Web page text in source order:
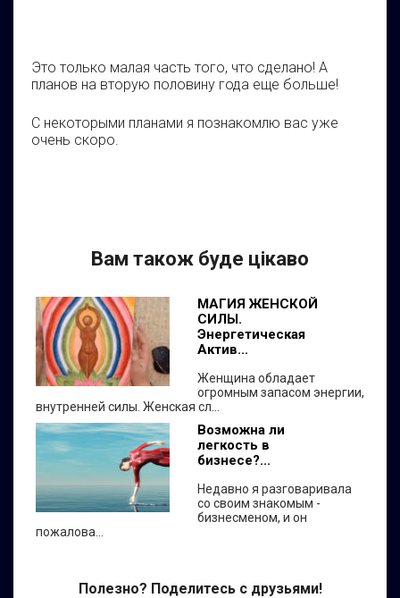
Это только малая часть того, что сделано! А
планов на вторую половину года еще больше!
С некоторыми планами я познакомлю вас уже
очень скоро.
Вам також буде цікаво
МАГИЯ ЖЕНСКОЙ
СИЛЫ.
Энергетическая
Актив...
Женщина обладает
огромным запасом энергии,
внутренней силы. Женская сл...
Возможна ли
легкость в
бизнесе?...
Недавно я разговаривала
со своим знакомым -
бизнесменом, и он
пожалова...
Полезно? Поделитесь с друзьями!